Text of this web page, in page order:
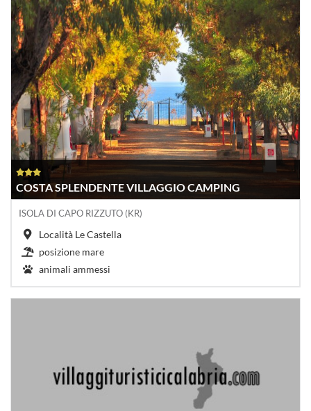
COSTA SPLENDENTE VILLAGGIO CAMPING
ISOLA DI CAPO RIZZUTO (KR)
Località Le Castella
posizione mare
animali ammessi